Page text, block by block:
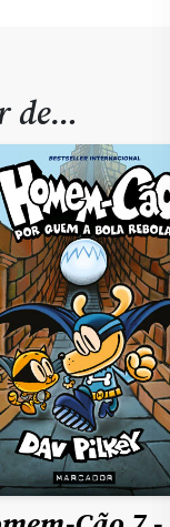
de…